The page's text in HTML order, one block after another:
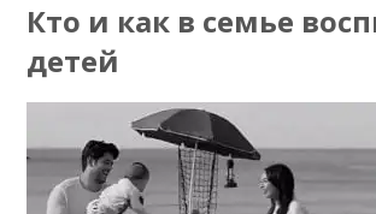
Кто и как в семье
детей